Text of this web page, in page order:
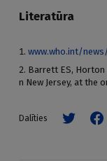
Literatūra
www.who.int/
Barrett ES, Horton
n New Jersey, at the
Dalīties